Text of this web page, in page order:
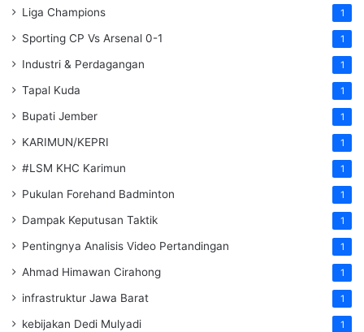
Liga Champions 1
Sporting CP Vs Arsenal 0-1 1
Industri & Perdagangan 1
Tapal Kuda 1
Bupati Jember 1
KARIMUN/KEPRI 1
#LSM KHC Karimun 1
Pukulan Forehand Badminton 1
Dampak Keputusan Taktik 1
Pentingnya Analisis Video Pertandingan 1
Ahmad Himawan Cirahong 1
infrastruktur Jawa Barat 1
kebijakan Dedi Mulyadi 1